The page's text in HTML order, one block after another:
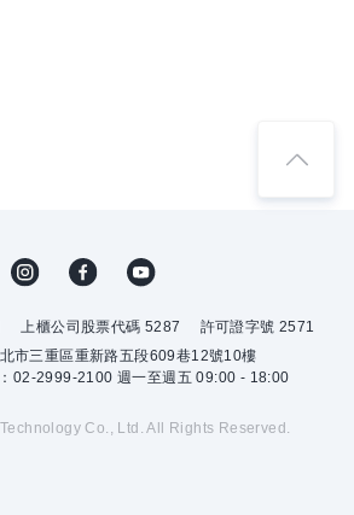
上櫃公司股票代碼 5287
許可證字號 2571
市三重區重新路五段609巷12號10樓
02-2999-2100 週一至週五 09:00 - 18:00
Co., Ltd. All Rights Reserved.